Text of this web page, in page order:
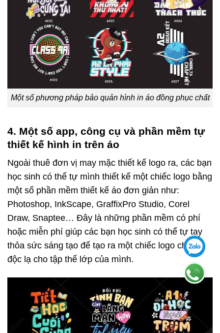
Một số phương pháp bảo quản hình in áo đồng phục chất
4. Một số app, công cụ và phần mềm tự
thiết kế hình in trên áo
Ngoài thuê đơn vị may mặc thiết kế logo ra, các bạn
học sinh có thể tự mình thiết kế một chiếc logo bằng
một số phần mềm thiết kế áo đơn giản như:
Photoshop, InkScape, GraffixPro Studio, Corel
Draw, Snaptee… Đây là những phần mềm có phí
hoặc miễn phí giúp các bạn học sinh có thể tự tay
thỏa sức sáng tạo để tạo ra một chiếc logo chất,
độc lạ cho tập thể lớp của mình.